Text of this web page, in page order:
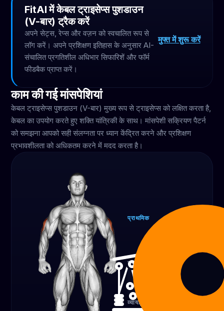
FitAI में केबल ट्राइसेप्स पुशडाउन
(V-बार) ट्रैक करें
अपने सेट्स, रेप्स और वज़न को स्वचालित रूप से
लॉग करें। अपने प्रशिक्षण इतिहास के अनुसार AI-
संचालित प्रगतिशील अधिभार सिफारिशें और फॉर्म
फीडबैक प्राप्त करें।
मुफ्त में शुरू करें
काम की गई मांसपेशियां
केबल ट्राइसेप्स पुशडाउन (V-बार) मुख्य रूप से ट्राइसेप्स को लक्षित करता है,
केबल का उपयोग करते हुए शक्ति यांत्रिकी के साथ। मांसपेशी सक्रियण पैटर्न
को समझना आपको सही संलग्नता पर ध्यान केंद्रित करने और प्रशिक्षण
प्रभावशीलता को अधिकतम करने में मदद करता है।
प्राथमिक
उपकरण
व्यायाम का प्रकार